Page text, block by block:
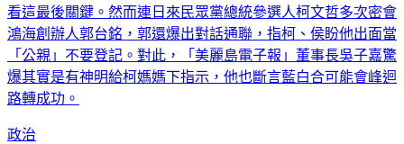
看這最後關鍵。然而連日來民眾黨總統參選人柯文哲多次密會
鴻海創辦人郭台銘，郭還爆出對話通聯，指柯、侯盼他出面當
「公親」不要登記。對此，「美麗島電子報」董事長吳子嘉驚
爆其實是有神明給柯媽媽下指示，他也斷言藍白合可能會峰迴
路轉成功。
政治